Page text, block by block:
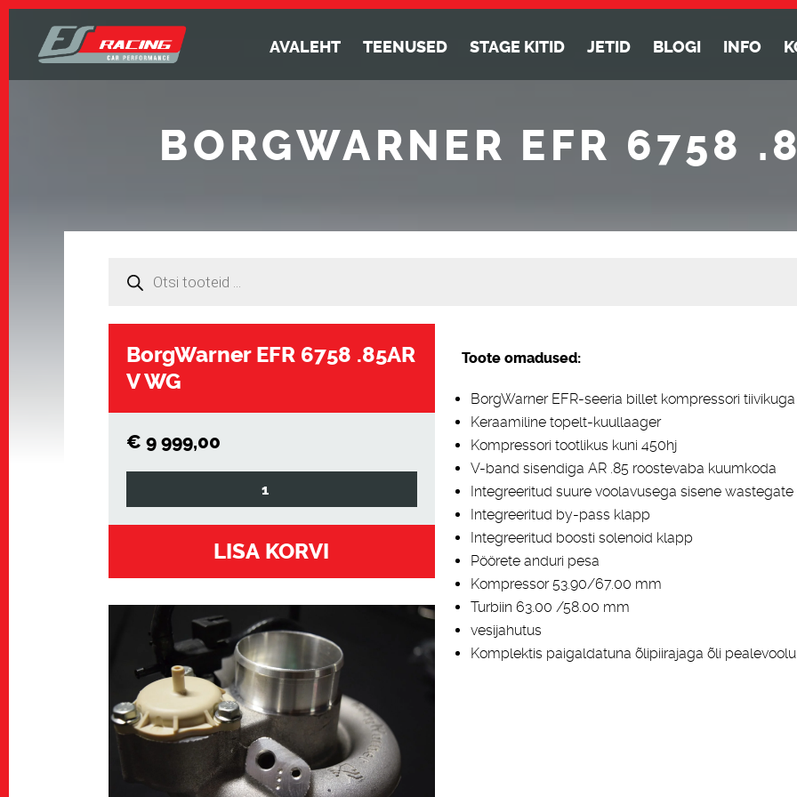
AVALEHT TEENUSED STAGE KITID JETID BLOGI INFO
BORGWARNER EFR 6758
search
BorgWarner EFR 6758 .85AR
V WG
€ 9 999,00
EFR
6758
V
LISA KORVI
Toote omadused:
BorgWarner EFR-seeria billet kompressori
Keraamiline topelt-kuullaager
Kompressori tootlikus kuni 450hj
V-band sisendiga AR .85 roostevaba kuumkoda
Integreeritud suure voolavusega sisene wastegate
Integreeritud by-pass klapp
Integreeritud boosti solenoid klapp
Pöörete anduri pesa
Kompressor 53.90/67.00 mm
Turbiin 63.00 /58.00 mm
vesijahutus
Komplektis paigaldatuna õlipiirajaga õli